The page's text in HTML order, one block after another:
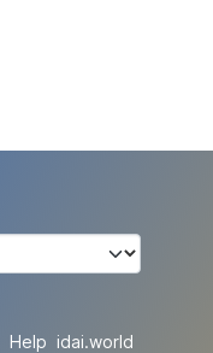
Help idai.world